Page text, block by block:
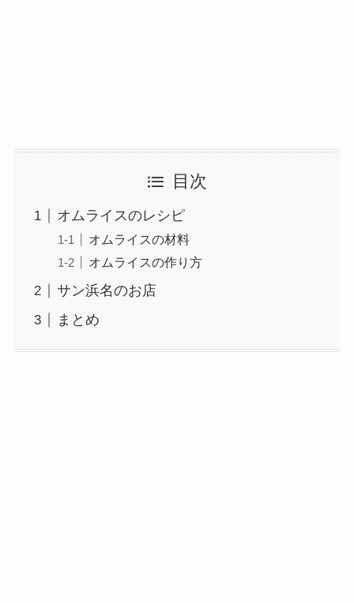
目次
オムライスのレシピ
オムライスの材料
オムライスの作り方
サン浜名のお店
まとめ